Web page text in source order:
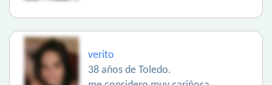
verito
38 años de Toledo.